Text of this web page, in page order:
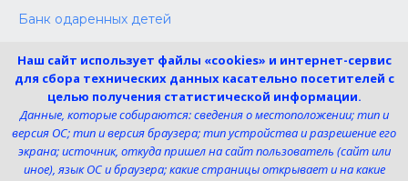
Банк одаренных детей
Независимая оценка
Меры поддержки участников СВО
Телефон:
Наш сайт использует файлы «cookies» и интернет-сервис
для сбора технических данных касательно посетителей с
целью получения статистической информации.
Данные, которые собираются: сведения о местоположении; тип и
версия ОС; тип и версия браузера; тип устройства и разрешение его
экрана; источник, откуда пришел на сайт пользователь (сайт или
иное), язык ОС и браузера; какие страницы открывает и на какие